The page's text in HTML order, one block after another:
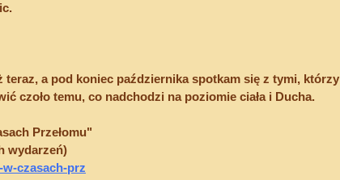
a pod koniec października spotkam się z tymi, którzy
czoło temu, co nadchodzi na poziomie ciała i Ducha.
Przełomu"
wydarzeń)
czasach-prz